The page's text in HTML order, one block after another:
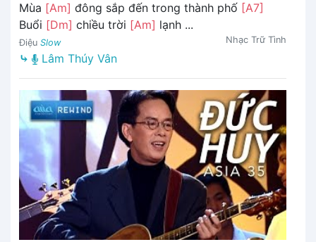
Mùa [Am] đông sắp đến trong thành phố [A7]
Buổi [Dm] chiều trời [Am] lạnh ...
Điệu Slow Nhạc Trữ Tình
⤷ Lâm Thúy Vân